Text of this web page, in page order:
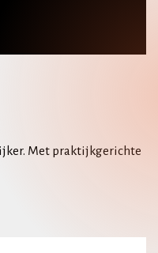
Met praktijkgerichte